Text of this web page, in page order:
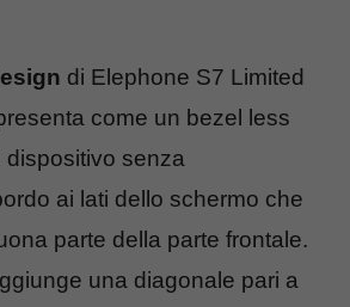
di Elephone S7 Limited
come un bezel less
senza
ai lati dello schermo che
parte della parte frontale.
una diagonale pari a